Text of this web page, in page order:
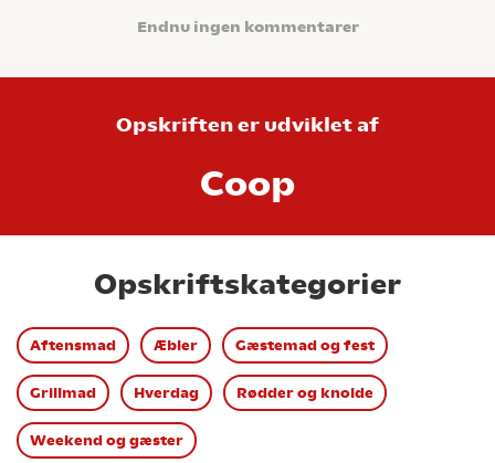
Endnu ingen kommentarer
Opskriften er udviklet af
Coop
Opskriftskategorier
Aftensmad Æbler Gæstemad og fest
Grillmad Hverdag Rødder og knolde
Weekend og gæster